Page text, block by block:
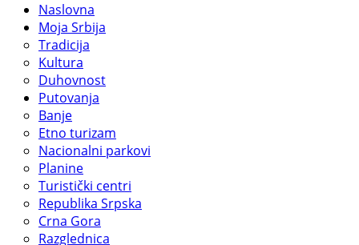
Naslovna
Moja Srbija
Tradicija
Kultura
Duhovnost
Putovanja
Banje
Etno turizam
Nacionalni parkovi
Planine
Turistički centri
Republika Srpska
Crna Gora
Razglednica